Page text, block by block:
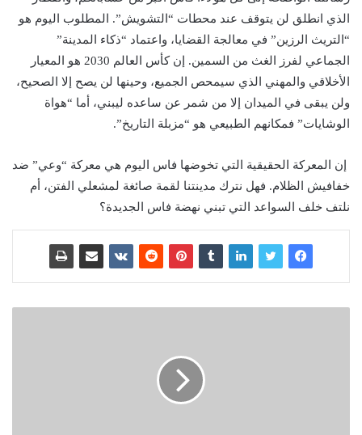
الذي انطلق لن يتوقف عند محطات “التشويش”. المطلوب اليوم هو
“التريث الرزين” في معالجة القضايا، واعتماد “ذكاء المدينة”
الجماعي لفرز الغث من السمين. إن كأس العالم 2030 هو المعيار
الأخلاقي والمهني الذي سيمحص الجميع، وحينها لن يصح إلا الصحيح،
ولن يبقى في الميدان إلا من شمر عن ساعده ليبني، أما “هواة
الوشايات” فمكانهم الطبيعي هو “مزبلة التاريخ”.
إن المعركة الحقيقية التي تخوضها فاس اليوم هي معركة “وعي” ضد
خفافيش الظلام. فهل نترك مدينتنا لقمة صائغة لمشعلي الفتن، أم
نلتف خلف السواعد التي تبني نهضة فاس الجديدة؟